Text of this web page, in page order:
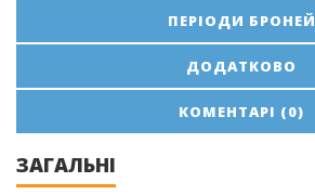
ПЕРІОДИ БРОНЕЙ
ДОДАТКОВО
КОМЕНТАРІ (0)
ЗАГАЛЬНІ